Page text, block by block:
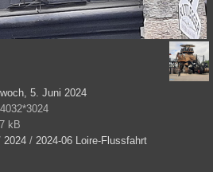
5. Juni 2024
4032*3024
kB
2024/ 2024-06 Loire-Flussfahrt